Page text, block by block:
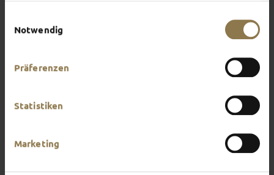
Notwendig
Präferenzen
Statistiken
Marketing